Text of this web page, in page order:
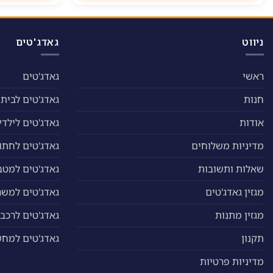
האפשרויות
בעמוד
ניווט
ראשי
חנות
אודות
מדיניות משלוחים
שאלות ותשובות
מגזין גאדג'טים
מגזין מתנות
תקנון
מדיניות פרטיות
גאדג'טים
גאדג'טים
גאדג'טים לבית
גאדג'טים
גאדג'טים
גאדג'טים
גאדג'טים
גאדג'טים לרכב
גאדג'טים